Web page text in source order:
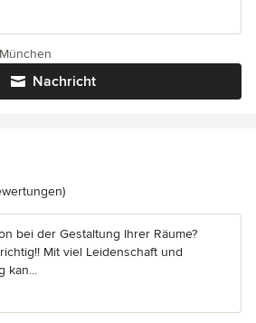
Nachricht
5 von 5 Sternen
bei der Gestaltung Ihrer Räume?
Mit viel Leidenschaft und
kan...